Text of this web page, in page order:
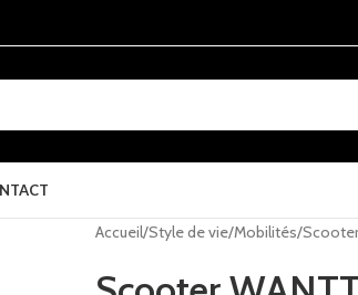
Accueil Style de vie Mobilités